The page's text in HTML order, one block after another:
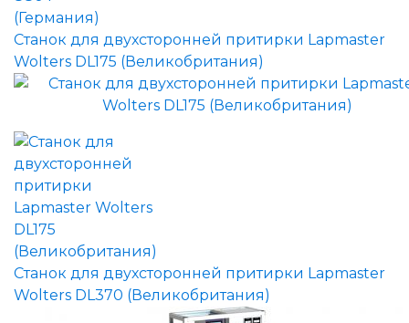
Станок для двухсторонней притирки Lapmaster
Wolters DL175 (Великобритания)
Станок для двухсторонней притирки Lapmaster
Wolters DL370 (Великобритания)